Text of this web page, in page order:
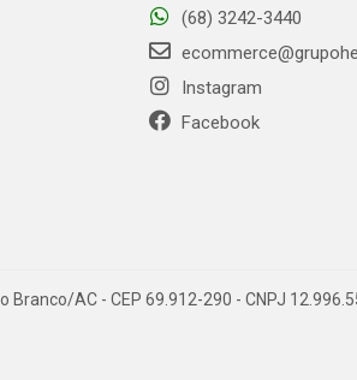
(68) 3242-3440
Instagram
Facebook
Branco/AC - CEP 69.912-290 - CNPJ